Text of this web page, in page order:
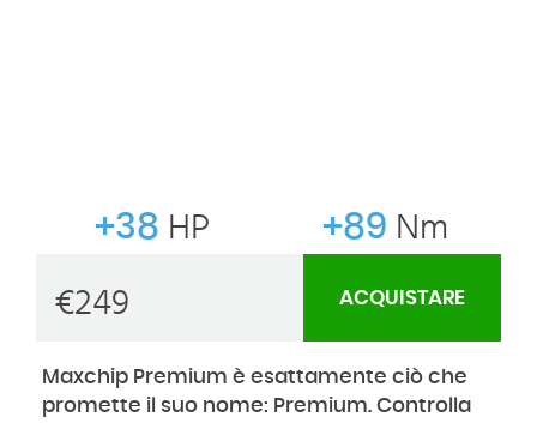
+38 HP +89 Nm
€249 ACQUISTARE
Maxchip Premium è esattamente ciò che
promette il suo nome: Premium. Controlla